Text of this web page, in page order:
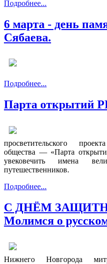
Подробнее...
6 марта - день
Сябаева.
Подробнее...
Парта открытий
просветительского
общества — «Парта
увековечить имена
путешественников.
Подробнее...
С ДНЁМ
Молимся о
Нижнего Новгорода